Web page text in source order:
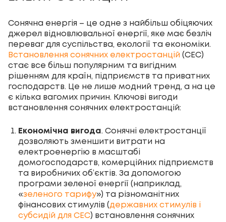
Сонячна енергія – це одне з найбільш обіцяючих
джерел відновлювальної енергії, яке має безліч
переваг для суспільства, екології та економіки.
Встановлення сонячних електростанцій (СЕС)
стає все більш популярним та вигідним
рішенням для країн, підприємств та приватних
господарств. Це не лише модний тренд, а на це
є кілька вагомих причин. Ключові вигоди
встановлення сонячних електростанцій:
Економічна вигода. Сонячні електростанції
дозволяють зменшити витрати на
електроенергію в масштабі
домогосподарств, комерційних підприємств
та виробничих об’єктів. За допомогою
програми зеленої енергії (наприклад,
«зеленого тарифу») та різноманітних
фінансових стимулів (державних стимулів і
субсидій для СЕС) встановлення сонячних